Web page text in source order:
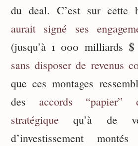
du deal. C’est sur cette
aurait signé ses
(jusqu’à 1 000 milliards $
sans disposer de revenus
que ces montages
des accords “papier”
stratégique qu’à de
d’investissement